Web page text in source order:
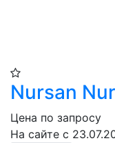
Nursan
Цена по запросу
На сайте с